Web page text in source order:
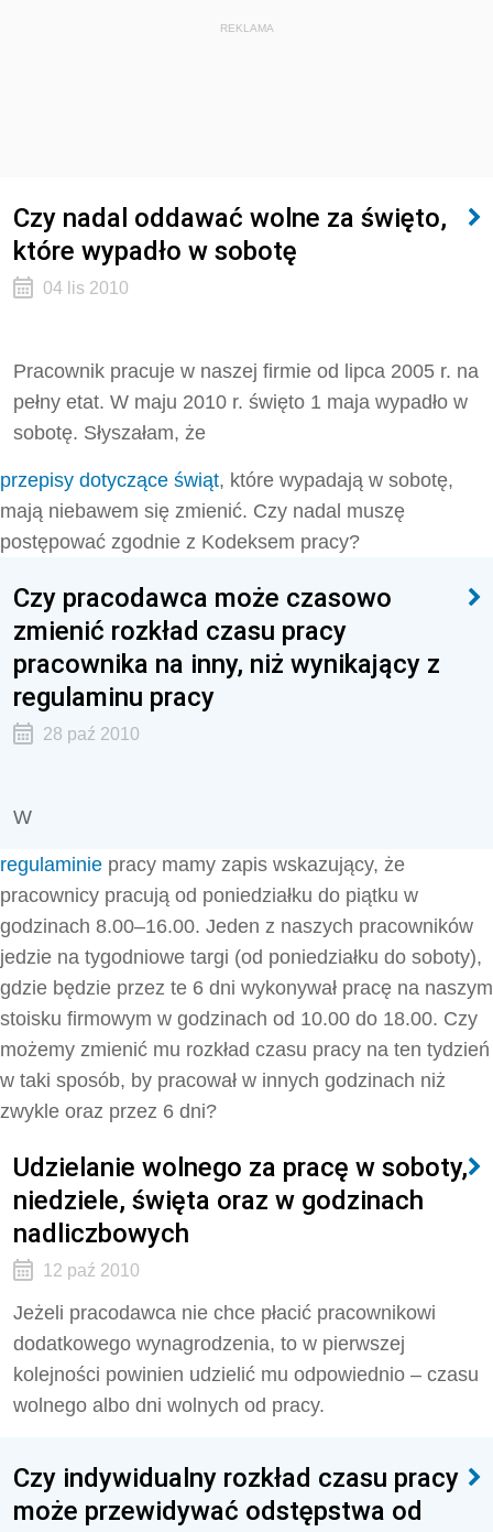
REKLAMA
Czy nadal oddawać wolne za święto,
które wypadło w sobotę
04 lis 2010
Pracownik pracuje w naszej firmie od lipca 2005 r. na
pełny etat. W maju 2010 r. święto 1 maja wypadło w
sobotę. Słyszałam, że
przepisy dotyczące świąt, które wypadają w sobotę,
mają niebawem się zmienić. Czy nadal muszę
postępować zgodnie z Kodeksem pracy?
Czy pracodawca może czasowo
zmienić rozkład czasu pracy
pracownika na inny, niż wynikający z
regulaminu pracy
28 paź 2010
W
regulaminie pracy mamy zapis wskazujący, że
pracownicy pracują od poniedziałku do piątku w
godzinach 8.00–16.00. Jeden z naszych pracowników
jedzie na tygodniowe targi (od poniedziałku do soboty),
gdzie będzie przez te 6 dni wykonywał pracę na naszym
stoisku firmowym w godzinach od 10.00 do 18.00. Czy
możemy zmienić mu rozkład czasu pracy na ten tydzień
w taki sposób, by pracował w innych godzinach niż
zwykle oraz przez 6 dni?
Udzielanie wolnego za pracę w soboty,
niedziele, święta oraz w godzinach
nadliczbowych
12 paź 2010
Jeżeli pracodawca nie chce płacić pracownikowi
dodatkowego wynagrodzenia, to w pierwszej
kolejności powinien udzielić mu odpowiednio – czasu
wolnego albo dni wolnych od pracy.
Czy indywidualny rozkład czasu pracy
może przewidywać odstępstwa od